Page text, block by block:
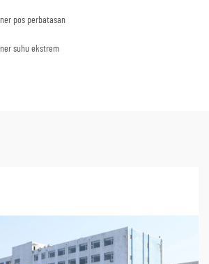
pos perbatasan
suhu ekstrem